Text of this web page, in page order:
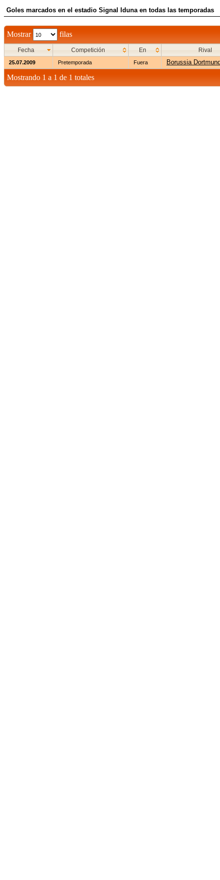
Goles marcados en el estadio Signal Iduna en todas las temporadas
Mostrar filas
Fecha Competición En Rival
25.07.2009 Pretemporada Fuera Borussia
Mostrando 1 a 1 de 1 totales